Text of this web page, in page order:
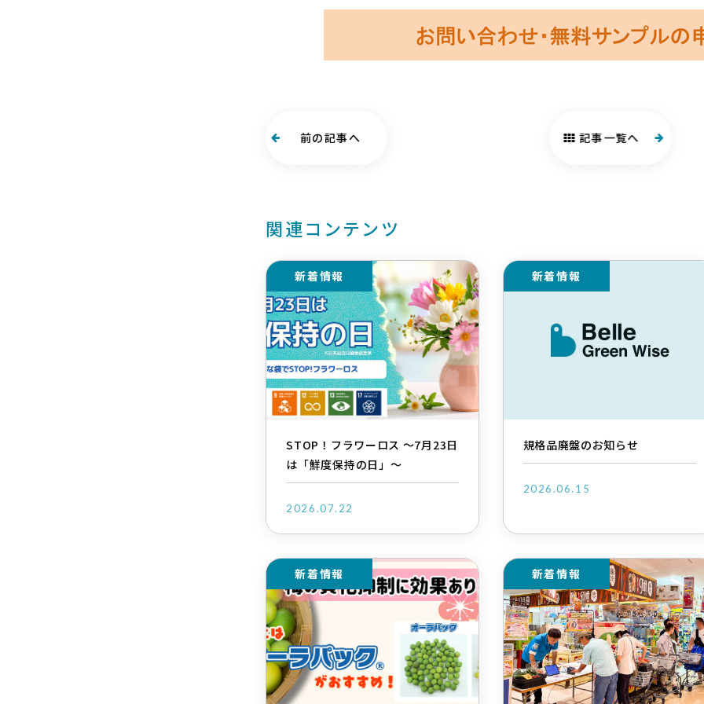
前の記事へ 記事一覧へ
関連コンテンツ
新着情報
STOP！フラワーロス ～7月23日
は「鮮度保持の日」～
2026.07.22
新着情報
規格品廃盤のお知らせ
2026.06.15
新着情報 新着情報